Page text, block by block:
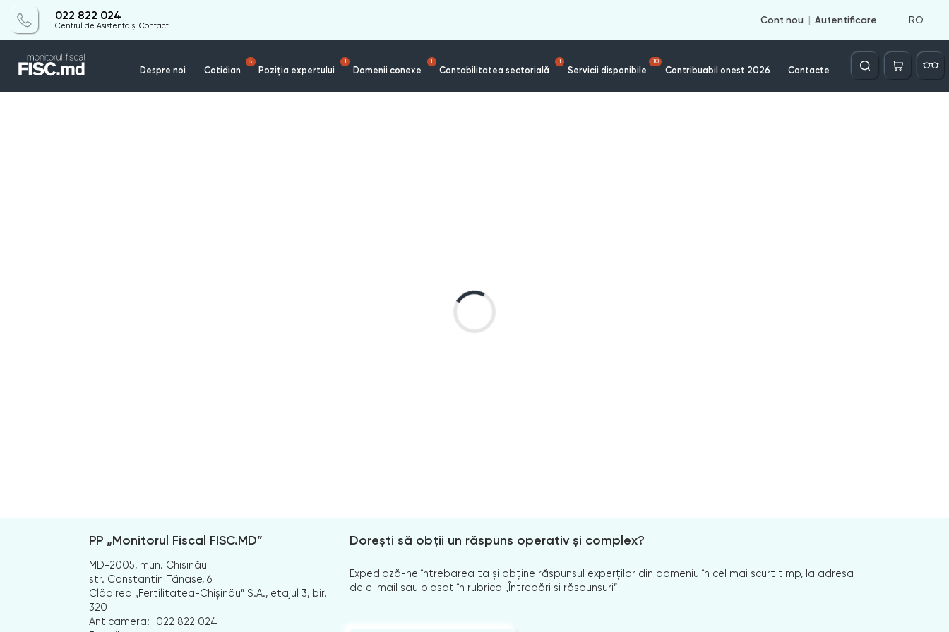
022 822 024
Centrul de Asistență și Contact
Cont nou Autentificare RO
Despre noi Cotidian
8
Poziția expertului
1
Domenii conexe
1
Contabilitatea sectorială
1
Servicii disponibile
10
Contribuabil onest 2026 Contacte
Căutare
PP „Monitorul Fiscal FISC.MD”
MD-2005, mun. Chișinău
str. Constantin Tănase, 6
Clădirea „Fertilitatea-Chișinău” S.A., etajul 3, bir.
320
Anticamera:
022 822 024
Dorești să obții un răspuns operativ și complex?
Expediază-ne întrebarea ta și obține răspunsul experților din domeniu în cel mai scurt timp, la adresa
de e-mail sau plasat în rubrica „Întrebări și răspunsuri”